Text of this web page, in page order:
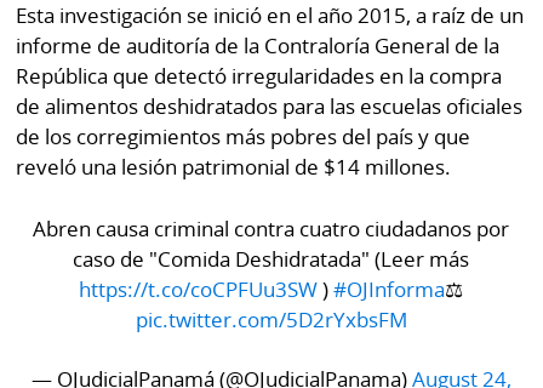
Esta investigación se inició en el año 2015, a raíz de un
informe de auditoría de la Contraloría General de la
República que detectó irregularidades en la compra
de alimentos deshidratados para las escuelas oficiales
de los corregimientos más pobres del país y que
reveló una lesión patrimonial de $14 millones.
Abren causa criminal contra cuatro ciudadanos por
caso de "Comida Deshidratada" (Leer más
https://t.co/coCPFUu3SW)#OJInforma⚖
pic.twitter.com/5D2rYxbsFM
— OJudicialPanamá (@OJudicialPanama)August 24,